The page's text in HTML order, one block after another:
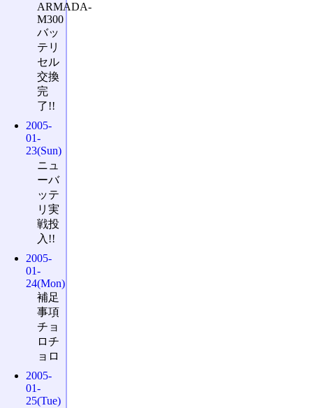
ARMADA-
M300
バッ
テリ
セル
交換
完
了!!
2005-
01-
23(Sun)
ニュ
ーバ
ッテ
リ実
戦投
入!!
2005-
01-
24(Mon)
補足
事項
チョ
ロチ
ョロ
2005-
01-
25(Tue)